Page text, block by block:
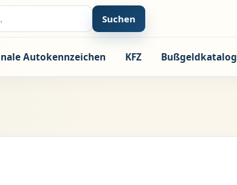
Suchen
Autokennzeichen KFZ Bußgeldkatalog